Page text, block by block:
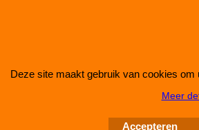
Webwinkel
ShopFactory
Deze site maakt gebruik van cookies
Meer
Accepteren